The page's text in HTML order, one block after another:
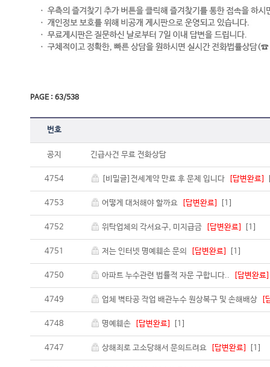
PAGE : 63/538
번호
공지 긴급사건 무료 전화상담
4754 [비밀글]전세계약 만료 후 문제 입니다 [답변완료]
4753 어떻게 대처해야 할까요 [답변완료] [1]
4752 위탁업체의 각서요구, 미지급금 [답변완료] [1]
4751 저는 인터넷 명예훼손 문의 [답변완료] [1]
4750 아파트 누수관련 법률적 자문 구합니다.. [답변완료]
4749 업체 벽타공 작업 배관누수 원상복구 및 손해배상 [
4748 명예훼손 [답변완료] [1]
4747 상해죄로 고소당해서 문의드려요 [답변완료] [1]